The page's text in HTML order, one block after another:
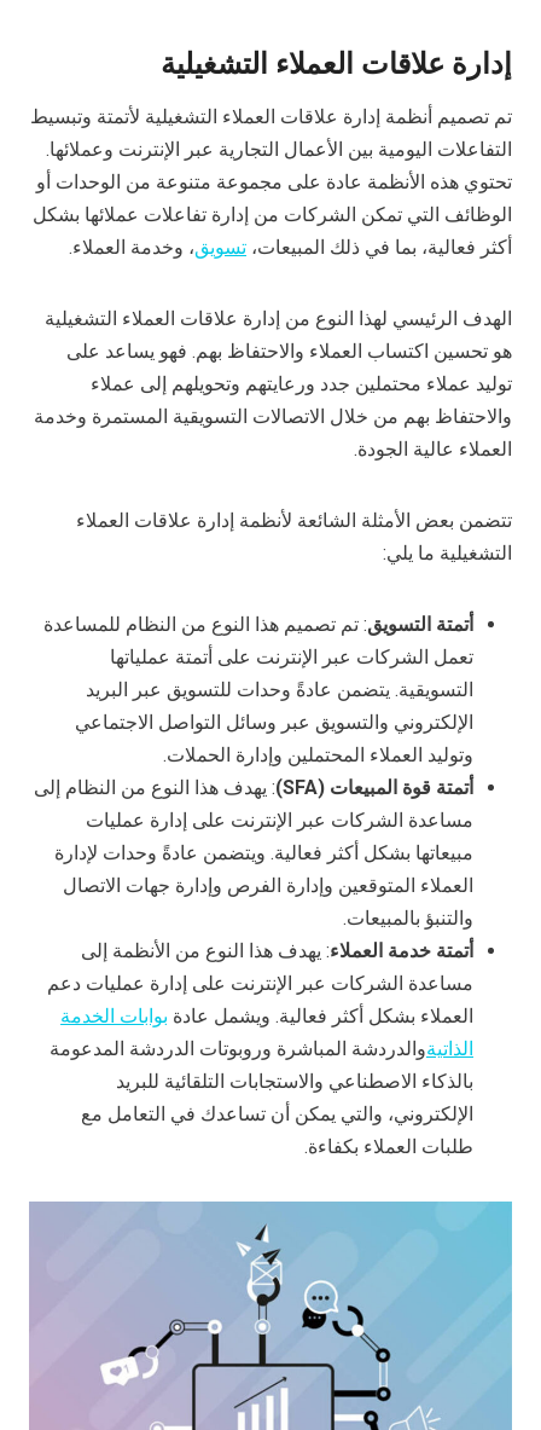
إدارة علاقات العملاء التشغيلية
تم تصميم أنظمة إدارة علاقات العملاء التشغيلية لأتمتة وتبسيط
التفاعلات اليومية بين الأعمال التجارية عبر الإنترنت وعملائها.
تحتوي هذه الأنظمة عادة على مجموعة متنوعة من الوحدات أو
الوظائف التي تمكن الشركات من إدارة تفاعلات عملائها بشكل
أكثر فعالية، بما في ذلك المبيعات، تسويق، وخدمة العملاء.
الهدف الرئيسي لهذا النوع من إدارة علاقات العملاء التشغيلية
هو تحسين اكتساب العملاء والاحتفاظ بهم. فهو يساعد على
توليد عملاء محتملين جدد ورعايتهم وتحويلهم إلى عملاء
والاحتفاظ بهم من خلال الاتصالات التسويقية المستمرة وخدمة
العملاء عالية الجودة.
تتضمن بعض الأمثلة الشائعة لأنظمة إدارة علاقات العملاء
التشغيلية ما يلي:
أتمتة التسويق: تم تصميم هذا النوع من النظام للمساعدة
تعمل الشركات عبر الإنترنت على أتمتة عملياتها
التسويقية. يتضمن عادةً وحدات للتسويق عبر البريد
الإلكتروني والتسويق عبر وسائل التواصل الاجتماعي
وتوليد العملاء المحتملين وإدارة الحملات.
أتمتة قوة المبيعات (SFA)
: يهدف هذا النوع من النظام إلى
مساعدة الشركات عبر الإنترنت على إدارة عمليات
مبيعاتها بشكل أكثر فعالية. ويتضمن عادةً وحدات لإدارة
العملاء المتوقعين وإدارة الفرص وإدارة جهات الاتصال
والتنبؤ بالمبيعات.
أتمتة خدمة العملاء: يهدف هذا النوع من الأنظمة إلى
مساعدة الشركات عبر الإنترنت على إدارة عمليات دعم
العملاء بشكل أكثر فعالية. ويشمل عادة بوابات الخدمة
الذاتيةوالدردشة المباشرة وروبوتات الدردشة المدعومة
بالذكاء الاصطناعي والاستجابات التلقائية للبريد
الإلكتروني، والتي يمكن أن تساعدك في التعامل مع
طلبات العملاء بكفاءة.